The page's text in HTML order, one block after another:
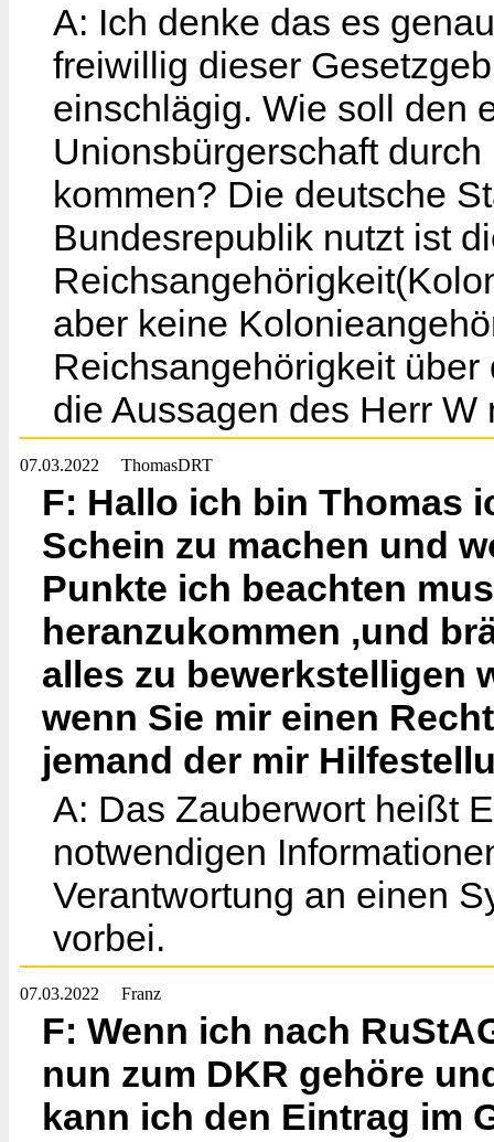
A: Ich denke das es
freiwillig dieser
einschlägig. Wie soll den
Unionsbürgerschaft
kommen? Die deutsche
Bundesrepublik nutzt ist
aber keine
Reichsangehörigkeit
die Aussagen des Herr
07.03.2022 ThomasDRT
F: Hallo ich bin Thomas
Schein zu machen und
Punkte ich beachten
heranzukommen ,und
alles zu bewerkstelligen
wenn Sie mir einen
jemand der mir
A: Das Zauberwort heißt
notwendigen
Verantwortung an einen
vorbei.
07.03.2022 Franz
F: Wenn ich nach
nun zum DKR gehöre
kann ich den Eintrag im